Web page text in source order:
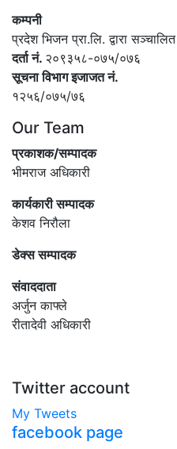
कम्पनी
प्रदेश भिजन प्रा.लि. द्वारा सञ्‍चालित
दर्ता नं. २०९३५८-०७५/०७६
सूचना विभाग इजाजत नं.
१२५६/०७५/७६
Our Team
प्रकाशक/सम्पादक
भीमराज अधिकारी
कार्यकारी सम्पादक
केशव निरौला
डेक्स सम्पादक
संवाददाता
अर्जुन काफ्ले
रीतादेवी अधिकारी
Twitter account
My Tweets
facebook page